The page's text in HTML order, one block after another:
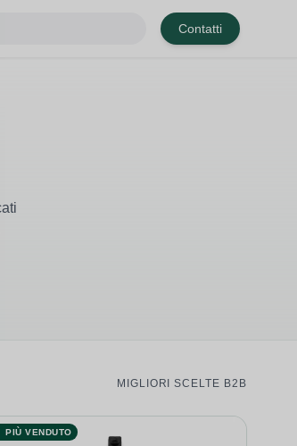
Contatti
MIGLIORI SCELTE B2B
PIÙ VENDUTO